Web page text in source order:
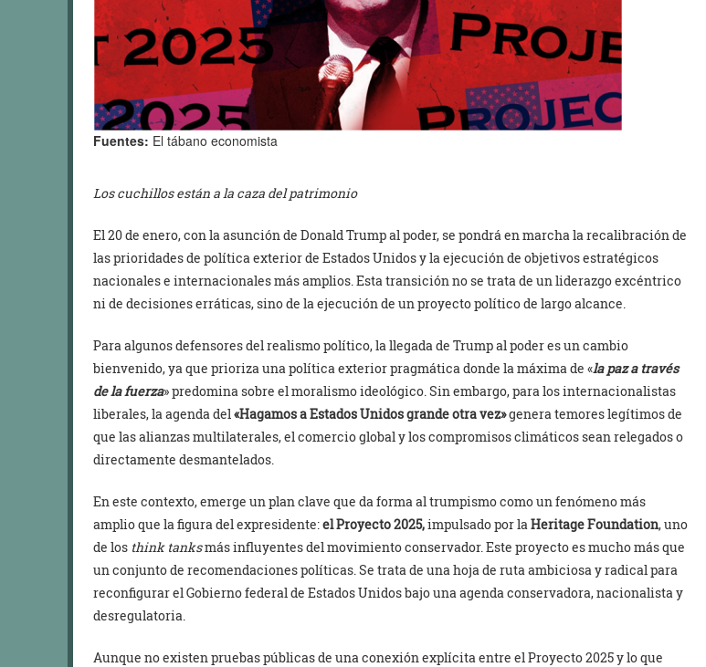
Fuentes: El tábano economista
Los cuchillos están a la caza del patrimonio
El 20 de enero, con la asunción de Donald Trump al poder, se pondrá en marcha la recalibración de
las prioridades de política exterior de Estados Unidos y la ejecución de objetivos estratégicos
nacionales e internacionales más amplios. Esta transición no se trata de un liderazgo excéntrico
ni de decisiones erráticas, sino de la ejecución de un proyecto político de largo alcance.
Para algunos defensores del realismo político, la llegada de Trump al poder es un cambio
bienvenido, ya que prioriza una política exterior pragmática donde la máxima de «la paz a través
de la fuerza» predomina sobre el moralismo ideológico. Sin embargo, para los internacionalistas
liberales, la agenda del«Hagamos a Estados Unidos grande otra vez»genera temores legítimos de
que las alianzas multilaterales, el comercio global y los compromisos climáticos sean relegados o
directamente desmantelados.
En este contexto, emerge un plan clave que da forma al trumpismo como un fenómeno más
amplio que la figura del expresidente:el Proyecto 2025,impulsado por laHeritage Foundation, uno
de los think tanksmás influyentes del movimiento conservador. Este proyecto es mucho más que
un conjunto de recomendaciones políticas. Se trata de una hoja de ruta ambiciosa y radical para
reconfigurar el Gobierno federal de Estados Unidos bajo una agenda conservadora, nacionalista y
desregulatoria.
Aunque no existen pruebas públicas de una conexión explícita entre el Proyecto 2025 y lo que